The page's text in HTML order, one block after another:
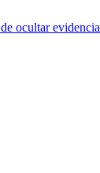
ocultar evidencia